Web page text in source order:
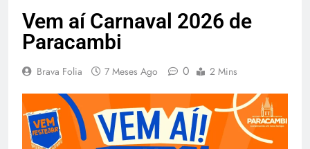
Vem aí Carnaval 2026 de
Paracambi
Brava Folia 7 Meses Ago 0 2 Mins